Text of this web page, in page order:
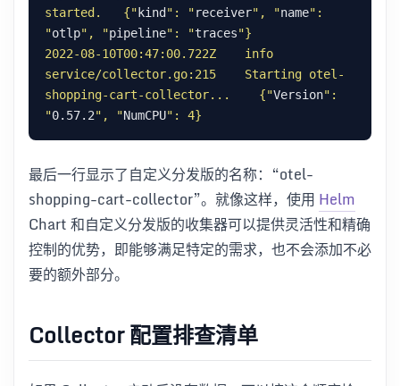
started.   {" kind ": "receiver", "name":
"otlp", "pipeline": "traces
2022-08-10T00:47:00.722Z    info
service/collector.go:215    Starting otel-
shopping-cart-collector...    {"Version":
"0.57.2", "NumCPU
最后一行显示了自定义分发版的名称：“otel-
shopping-cart-collector”。就像这样，使用 Helm
Chart 和自定义分发版的收集器可以提供灵活性和精确
控制的优势，即能够满足特定的需求，也不会添加不必
要的额外部分。
Collector 配置排查清单